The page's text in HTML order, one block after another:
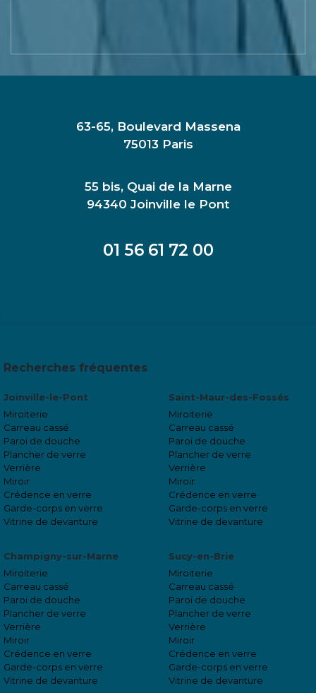
63-65, Boulevard Massena
75013 Paris
55 bis, Quai de la Marne
94340 Joinville le Pont
01 56 61 72 00
Recherches fréquentes
Joinville-le-Pont
Miroiterie
Carreau cassé
Paroi de douche
Plancher de verre
Verrière
Miroir
Crédence en verre
Garde-corps en verre
Vitrine de devanture
Saint-Maur-des-Fossés
Miroiterie
Carreau cassé
Paroi de douche
Plancher de verre
Verrière
Miroir
Crédence en verre
Garde-corps en verre
Vitrine de devanture
Champigny-sur-Marne
Miroiterie
Carreau cassé
Paroi de douche
Plancher de verre
Verrière
Miroir
Crédence en verre
Garde-corps en verre
Vitrine de devanture
Sucy-en-Brie
Miroiterie
Carreau cassé
Paroi de douche
Plancher de verre
Verrière
Miroir
Crédence en verre
Garde-corps en verre
Vitrine de devanture